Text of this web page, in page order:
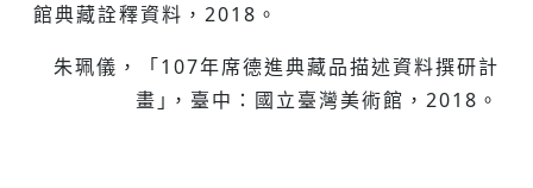
館典藏詮釋資料，2018。
朱珮儀，「107年席德進典藏品描述資料撰研計
畫｣，臺中：國立臺灣美術館，2018。